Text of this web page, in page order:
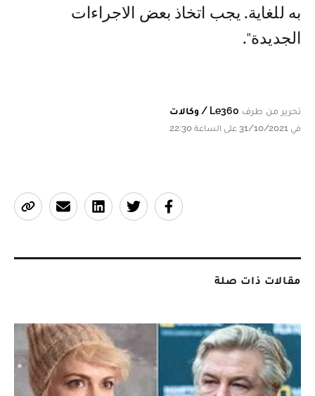
به للغاية. يجب اتخاذ بعض الاجراءات
الجديدة".
تحرير من طرف Le360 / وكالات
في 31/10/2021 على الساعة 22:30
مقالات ذات صلة